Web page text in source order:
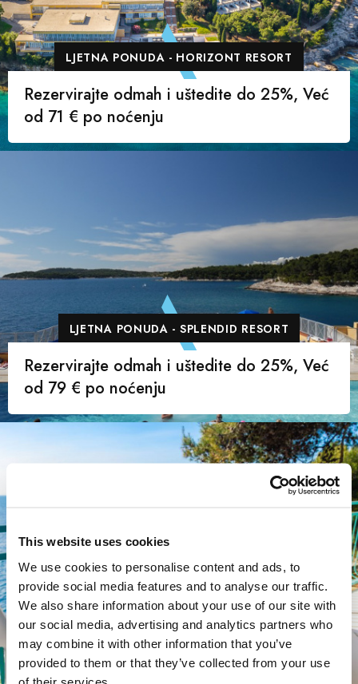
This website uses cookies
We use cookies to personalise content and ads, to
provide social media features and to analyse our traffic.
We also share information about your use of our site with
our social media, advertising and analytics partners who
may combine it with other information that you’ve
provided to them or that they’ve collected from your use
of their services.
LJETNA PONUDA - HORIZONT RESORT
Rezervirajte odmah i uštedite do 25%, Već
od 71 € po noćenju
LJETNA PONUDA - SPLENDID RESORT
Rezervirajte odmah i uštedite do 25%, Već
od 79 € po noćenju
LJETNA PONUDA - VERUDELA BEACH
Rezervirajte sada i uštedite do 25%, Od 92
€ po noćenju